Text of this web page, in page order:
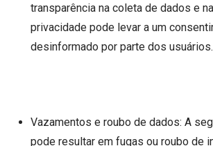
transparência na coleta de dados e
privacidade pode levar a um
desinformado por parte dos usuários.
Vazamentos e roubo de dados: A
pode resultar em fugas ou roubo de